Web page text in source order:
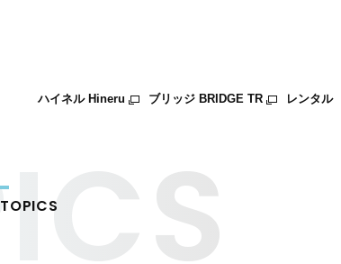
ハイネル Hineru ブリッジ BRIDGE TR レンタル
TOPICS